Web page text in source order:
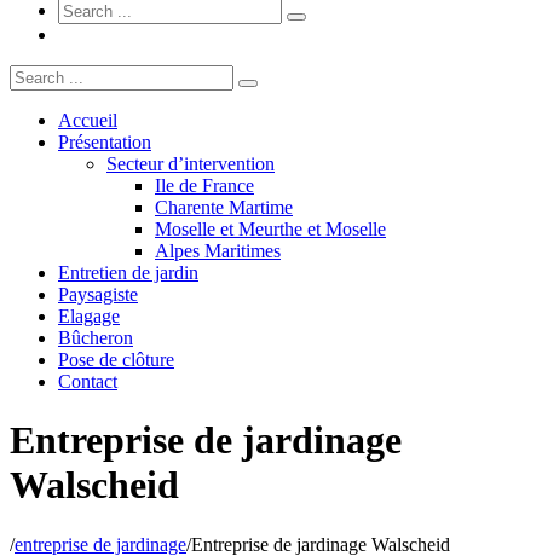
Accueil
Présentation
Secteur d’intervention
Ile de France
Charente Martime
Moselle et Meurthe et Moselle
Alpes Maritimes
Entretien de jardin
Paysagiste
Elagage
Bûcheron
Pose de clôture
Contact
Entreprise de jardinage
Walscheid
/entreprise de jardinage/Entreprise de jardinage Walscheid